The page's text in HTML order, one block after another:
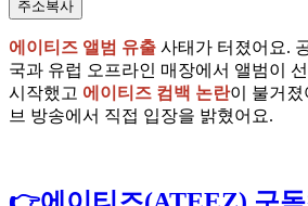
주소복사
에이티즈 앨범 유출 사태가 터졌어요.
국과 유럽 오프라인 매장에서 앨범이 선
시작했고 에이티즈 컴백 논란이 불거졌
브 방송에서 직접 입장을 밝혔어요.